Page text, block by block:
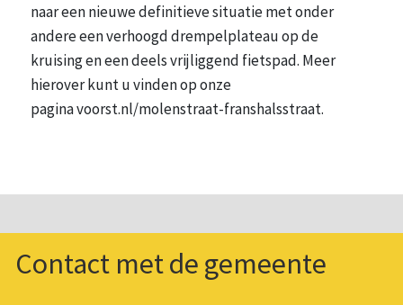
naar een nieuwe definitieve situatie met onder
andere een verhoogd drempelplateau op de
kruising en een deels vrijliggend fietspad. Meer
hierover kunt u vinden op onze
pagina voorst.nl/molenstraat-franshalsstraat.
Contact met de gemeente